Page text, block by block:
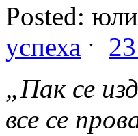
Posted:
успеха ˑ
„Пак се
все се